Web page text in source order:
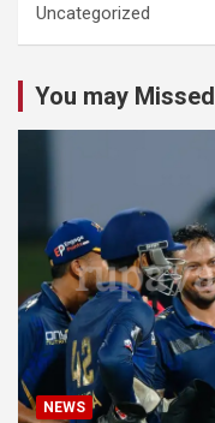
Uncategorized
You may Missed
NEWS